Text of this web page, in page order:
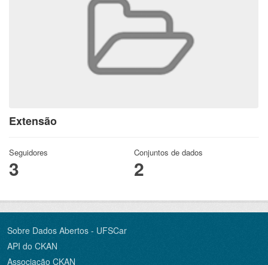
Extensão
Seguidores
3
Conjuntos de dados
2
Sobre Dados Abertos - UFSCar
API do CKAN
Associação CKAN